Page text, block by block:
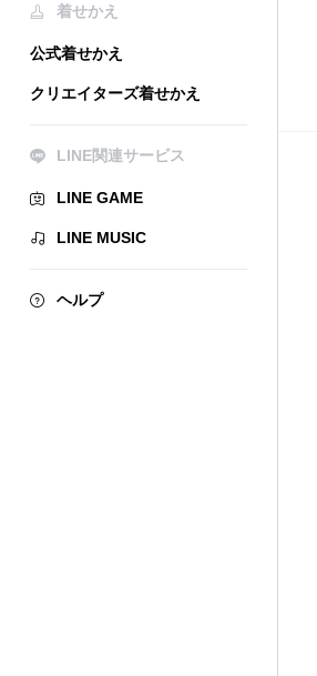
着せかえ
公式着せかえ
クリエイターズ着せかえ
LINE関連サービス
LINE GAME
LINE MUSIC
ヘルプ